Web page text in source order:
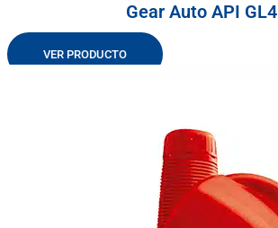
Gear Auto API GL4
VER PRODUCTO